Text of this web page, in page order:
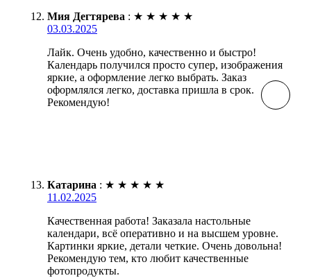
Мия Дегтярева : ★ ★ ★ ★ ★
03.03.2025
Лайк. Очень удобно, качественно и быстро!
Календарь получился просто супер, изображения
яркие, а оформление легко выбрать. Заказ
оформлялся легко, доставка пришла в срок.
Рекомендую!
Катарина : ★ ★ ★ ★ ★
11.02.2025
Качественная работа! Заказала настольные
календари, всё оперативно и на высшем уровне.
Картинки яркие, детали четкие. Очень довольна!
Рекомендую тем, кто любит качественные
фотопродукты.